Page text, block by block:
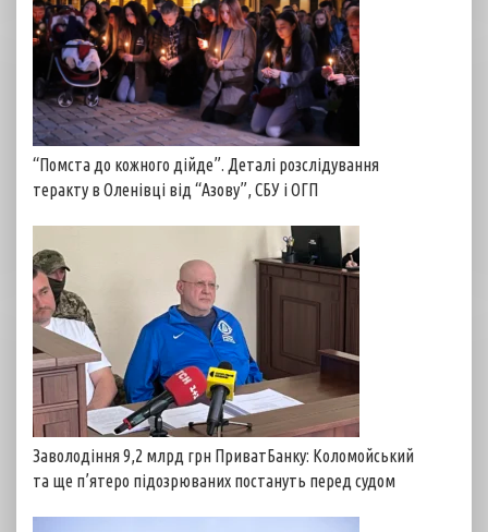
“Помста до кожного дійде”. Деталі розслідування
теракту в Оленівці від “Азову”, СБУ і ОГП
Заволодіння 9,2 млрд грн ПриватБанку: Коломойський
та ще п’ятеро підозрюваних постануть перед судом